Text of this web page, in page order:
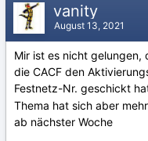
vanity
August 13, 2021
Mir ist es nicht gelungen,
die CACF den
Festnetz-Nr. geschickt
Thema hat sich aber
ab nächster Woche